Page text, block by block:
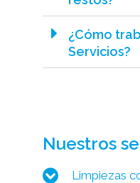
¿Cómo
Servicios?
Nuestros
Limpiezas